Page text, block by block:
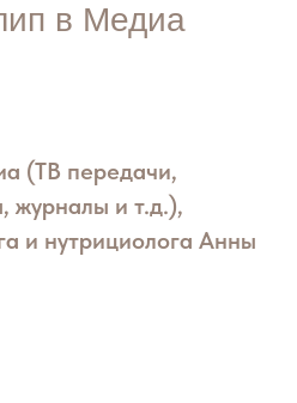
в Медиа
(ТВ передачи,
журналы и т.д.),
и нутрициолога Анны